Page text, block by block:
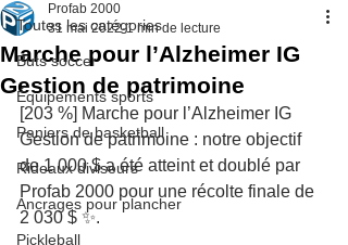
Toutes les catégories
Buts soccer
Équipements sports
Paniers de basketball
Rideaux diviseurs
Ancrages pour plancher
Pickleball
Marche pour l’Alzheimer IG
Gestion de patrimoine
Profab 2000
31 mai 2022 1 min de lecture
[203 %] Marche pour l’Alzheimer IG
Gestion de patrimoine : notre objectif
de 1 000 $ a été atteint et doublé par
Profab 2000 pour une récolte finale de
2 030 $ ✨.